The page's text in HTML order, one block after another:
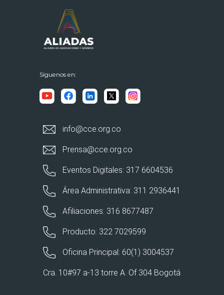
Síguenos en:
info@cce.org.co
Prensa@cce.org.co
Eventos Digitales: 317 6604536
Área Administrativa: 311 2936441
Afiliaciones: 316 8677487
Producto: 322 7029599
Oficina Principal: 60(1) 3004537
Cra. 10#97 a-13 torre A. Of 304 Bogotá